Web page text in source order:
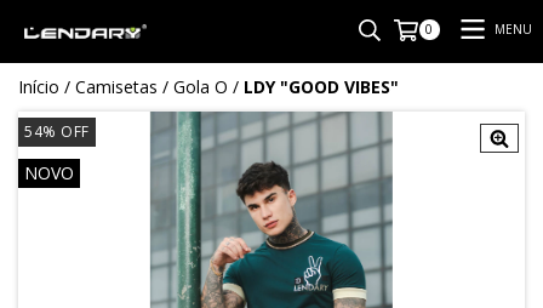
0 MENU
Início / Camisetas / Gola O / LDY "GOOD VIBES"
54% OFF
NOVO